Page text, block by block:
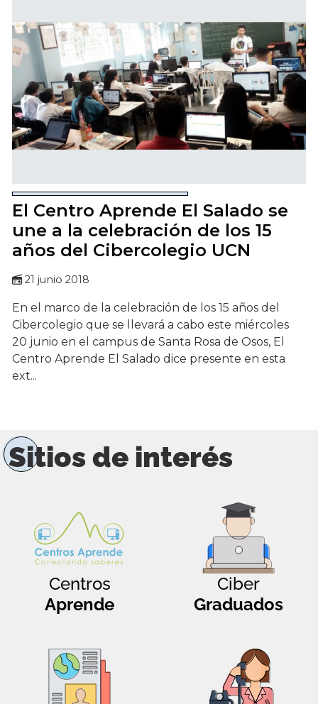
El Centro Aprende El Salado se
une a la celebración de los 15
años del Cibercolegio UCN
21 junio 2018
En el marco de la celebración de los 15 años del
Cibercolegio que se llevará a cabo este miércoles
20 junio en el campus de Santa Rosa de Osos, El
Centro Aprende El Salado dice presente en esta
ext...
Sitios de interés
Centros
Aprende
Ciber
Graduados